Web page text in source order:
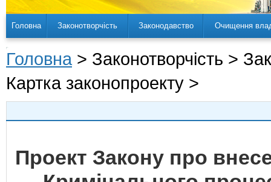
Головна Законотворчість Законодавство Очищення
Головна > Законотворчість >
Картка законопроекту >
Проект Закону про